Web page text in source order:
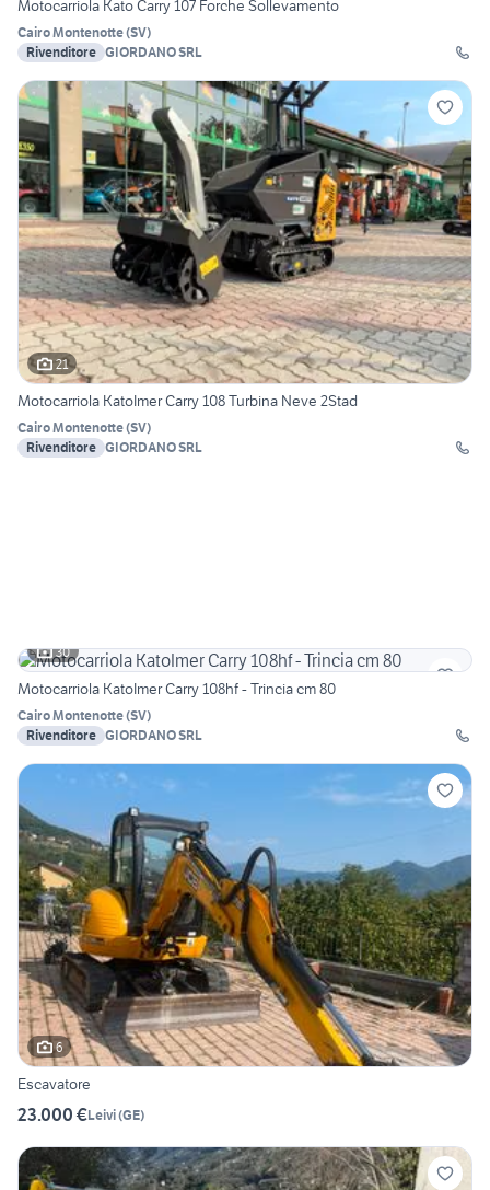
Motocarriola Kato Carry 107 Forche Sollevamento
Cairo Montenotte(SV)
Rivenditore GIORDANO SRL
21
Motocarriola KatoImer Carry 108 Turbina Neve 2Stad
Cairo Montenotte(SV)
Rivenditore GIORDANO SRL
30
Motocarriola KatoImer Carry 108hf - Trincia cm 80
Cairo Montenotte(SV)
Rivenditore GIORDANO SRL
6
Escavatore
23.000 €Leivi(GE)